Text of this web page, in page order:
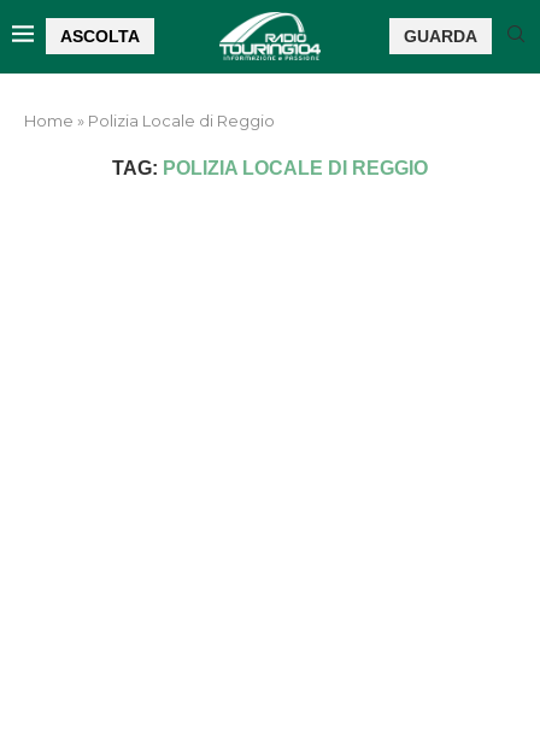
ASCOLTA GUARDA
Home » Polizia Locale di Reggio
TAG: POLIZIA LOCALE DI REGGIO